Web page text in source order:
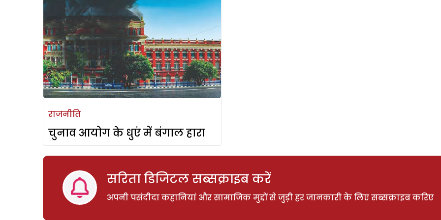
राजनीति
चुनाव आयोग के धुएं में बंगाल हारा
सरिता डिजिटल सब्सक्राइब करें
अपनी पसंदीदा कहानियां और सामाजिक मुद्दों से जुड़ी हर जानकारी के लिए सब्सक्राइब करिए